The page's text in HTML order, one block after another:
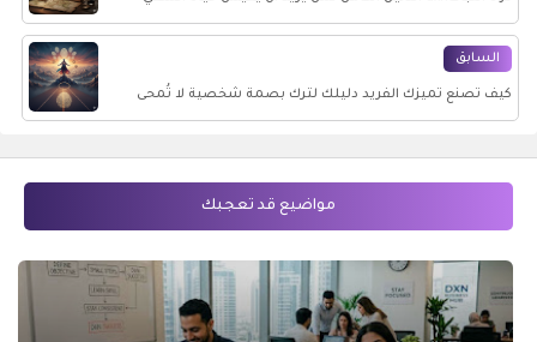
والإتقان
السابق
كيف تصنع تميزك الفريد دليلك لترك بصمة شخصية لا تُمحى
مواضيع قد تعجبك